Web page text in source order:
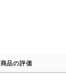
商品の評価